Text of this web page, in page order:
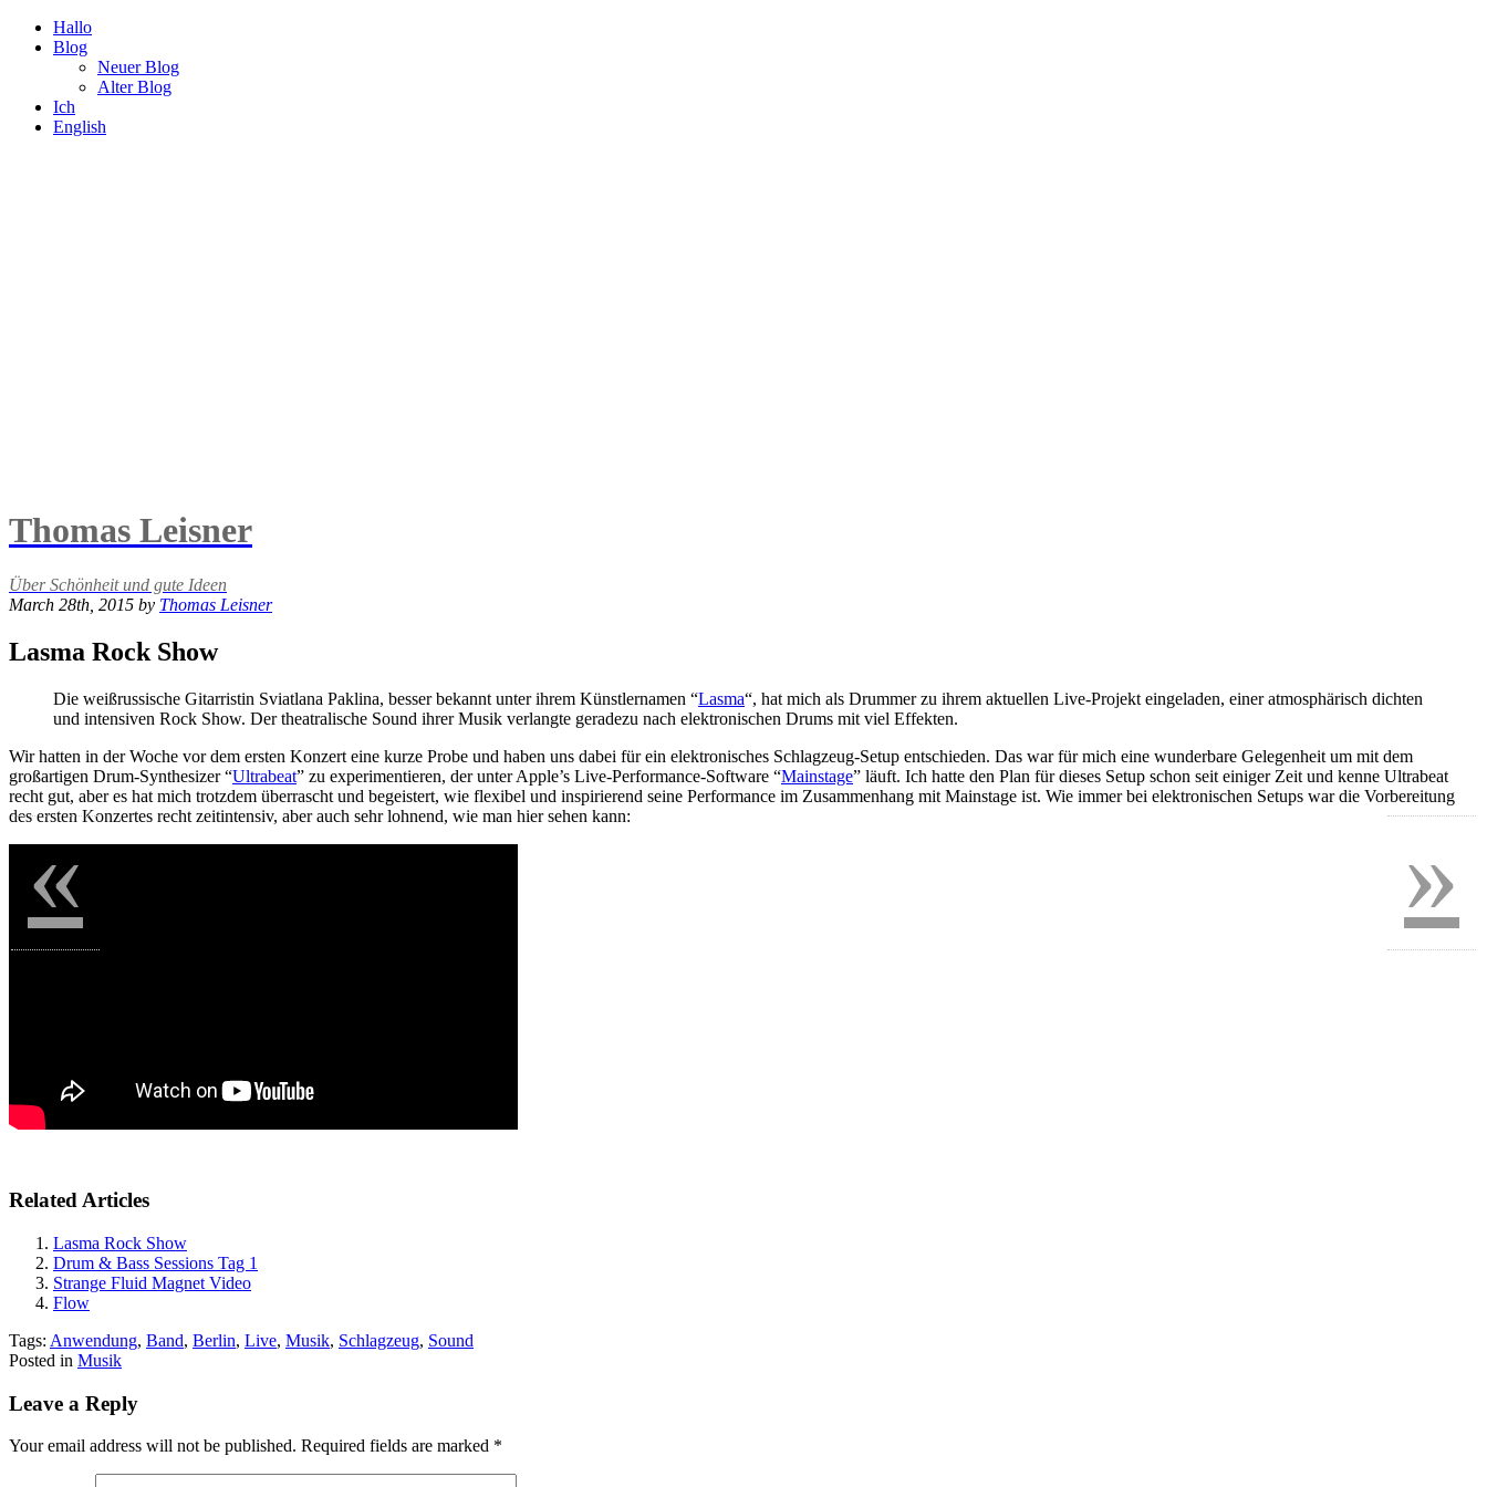
Hallo
Blog
Neuer Blog
Alter Blog
Ich
English
Thomas Leisner
Über Schönheit und gute Ideen
March 28th, 2015 by Thomas Leisner
Lasma Rock Show
Die weißrussische Gitarristin Sviatlana Paklina, besser bekannt unter ihrem Künstlernamen “Lasma“, hat mich als Drummer zu ihrem aktuellen Live-Projekt eingeladen, einer atmosphärisch dichten
und intensiven Rock Show. Der theatralische Sound ihrer Musik verlangte geradezu nach elektronischen Drums mit viel Effekten.
Wir hatten in der Woche vor dem ersten Konzert eine kurze Probe und haben uns dabei für ein elektronisches Schlagzeug-Setup entschieden. Das war für mich eine wunderbare Gelegenheit um mit dem
großartigen Drum-Synthesizer “Ultrabeat” zu experimentieren, der unter Apple’s Live-Performance-Software “Mainstage” läuft. Ich hatte den Plan für dieses Setup schon seit einiger Zeit und kenne Ultrabeat
recht gut, aber es hat mich trotzdem überrascht und begeistert, wie flexibel und inspirierend seine Performance im Zusammenhang mit Mainstage ist. Wie immer bei elektronischen Setups war die Vorbereitung
des ersten Konzertes recht zeitintensiv, aber auch sehr lohnend, wie man hier sehen kann:
Related Articles
Lasma Rock Show
Drum & Bass Sessions Tag 1
Strange Fluid Magnet Video
Flow
Tags: Anwendung, Band, Berlin, Live, Musik, Schlagzeug, Sound
Posted in Musik
Leave a Reply
Your email address will not be published. Required fields are marked *
»
«